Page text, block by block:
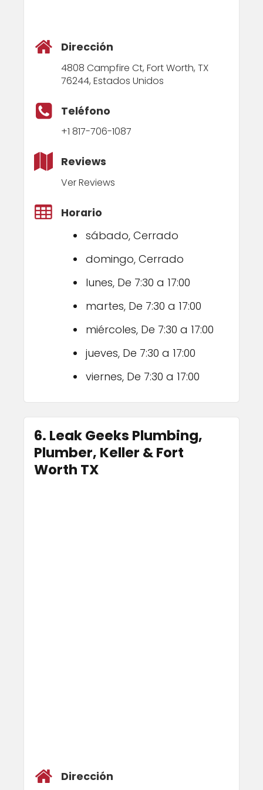
Dirección
4808 Campfire Ct, Fort Worth, TX
76244, Estados Unidos
Teléfono
+1 817-706-1087
Reviews
Ver Reviews
Horario
sábado, Cerrado
domingo, Cerrado
lunes, De 7:30 a 17:00
martes, De 7:30 a 17:00
miércoles, De 7:30 a 17:00
jueves, De 7:30 a 17:00
viernes, De 7:30 a 17:00
6. Leak Geeks Plumbing,
Plumber, Keller & Fort
Worth TX
Dirección